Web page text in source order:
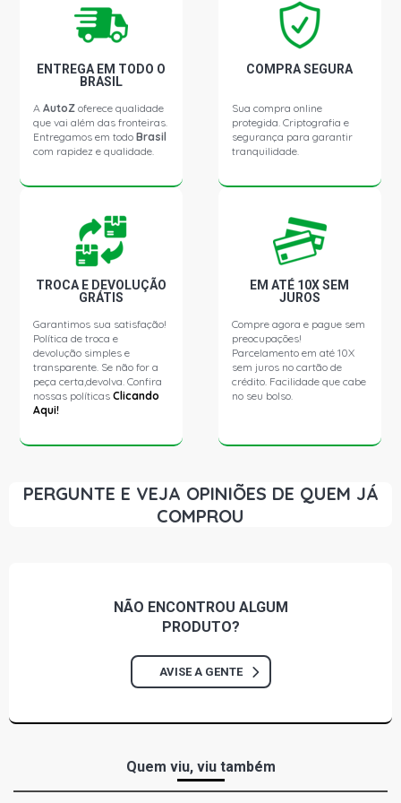
ENTREGA EM TODO O
BRASIL
AAutoZ oferece qualidade
que vai além das fronteiras.
Entregamos em todoBrasil
com rapidez e qualidade.
COMPRA SEGURA
Sua compra online
protegida. Criptografia e
segurança para garantir
tranquilidade.
TROCA E DEVOLUÇÃO
GRÁTIS
Garantimos sua satisfação!
Política de troca e
devolução simples e
transparente. Se não for a
peça certa,devolva. Confira
nossas políticasClicando
Aqui!
EM ATÉ 10X SEM
JUROS
Compre agora e pague sem
preocupações!
Parcelamento em até 10X
sem juros no cartão de
crédito. Facilidade que cabe
no seu bolso.
PERGUNTE E VEJA OPINIÕES DE QUEM JÁ
COMPROU
NÃO ENCONTROU ALGUM
PRODUTO?
AVISE A GENTE
Quem viu, viu também